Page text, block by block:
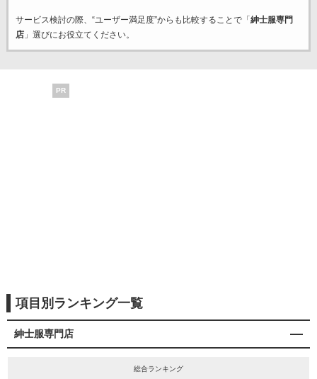
サービス検討の際、“ユーザー満足度”からも比較することで「 紳士服専門
店」選びにお役立てください。
PR
項目別ランキング一覧
紳士服専門店
総合ランキング